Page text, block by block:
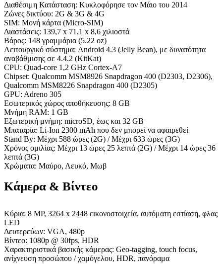
Διαθέσιμη Κατάσταση: Κυκλοφόρησε τον Μάιο του 2014
Ζώνες δικτύου: 2G & 3G & 4G
SIM: Μονή κάρτα (Micro-SIM)
Διαστάσεις: 139,7 x 71,1 x 8,6 χιλιοστά
Βάρος: 148 γραμμάρια (5.22 oz)
Λειτουργικό σύστημα: Android 4.3 (Jelly Bean), με δυνατότητα
αναβάθμισης σε 4.4.2 (KitKat)
CPU: Quad-core 1,2 GHz Cortex-A7
Chipset: Qualcomm MSM8926 Snapdragon 400 (D2303, D2306),
Qualcomm MSM8226 Snapdragon 400 (D2305)
GPU: Adreno 305
Εσωτερικός χώρος αποθήκευσης: 8 GB
Μνήμη RAM: 1 GB
Εξωτερική μνήμη: microSD, έως και 32 GB
Μπαταρία: Li-Ion 2300 mAh που δεν μπορεί να αφαιρεθεί
Stand By: Μέχρι 588 ώρες (2G) / Μέχρι 633 ώρες (3G)
Χρόνος ομιλίας: Μέχρι 13 ώρες 25 λεπτά (2G) / Μέχρι 14 ώρες 36
λεπτά (3G)
Χρώματα: Μαύρο, Λευκό, Μωβ
Κάμερα & Βίντεο
Κύρια: 8 MP, 3264 x 2448 εικονοστοιχεία, αυτόματη εστίαση, φλας
LED
Δευτερεύων: VGA, 480p
Βίντεο: 1080p @ 30fps, HDR
Χαρακτηριστικά βασικής κάμερας: Geo-tagging, touch focus,
ανίχνευση προσώπου / χαμόγελου, HDR, πανόραμα